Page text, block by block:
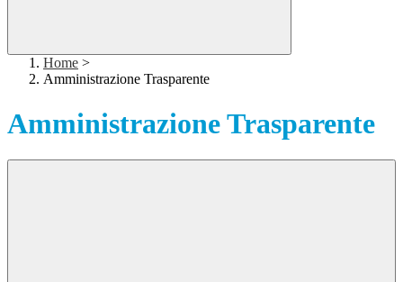
Home >
Amministrazione Trasparente
Amministrazione Trasparente